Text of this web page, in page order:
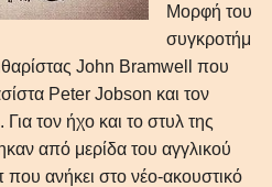
Μορφή του
συγκροτήμ
John Bramwell που
Peter Jobson και τον
τον ήχο και το στυλ της
από μερίδα του αγγλικού
που ανήκει στο νέο-ακουστικό